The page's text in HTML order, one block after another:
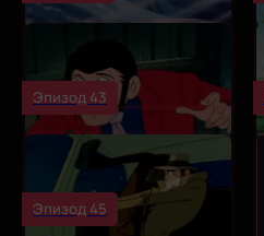
Эпизод 43
Эпизод 45